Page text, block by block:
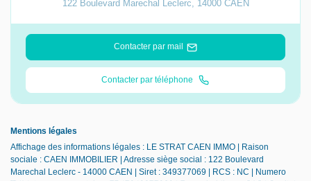
122 Boulevard Marechal Leclerc, 14000 CAEN
Contacter par mail
Contacter par téléphone
Mentions légales
Affichage des informations légales : LE STRAT CAEN IMMO | Raison
sociale : CAEN IMMOBILIER | Adresse siège social : 122 Boulevard
Marechal Leclerc - 14000 CAEN | Siret : 349377069 | RCS : NC | Numero